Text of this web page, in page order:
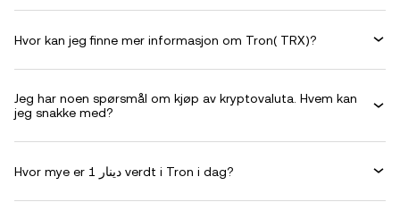
Hvor kan jeg finne mer informasjon om Tron( TRX)?
Jeg har noen spørsmål om kjøp av kryptovaluta. Hvem kan
jeg snakke med?
Hvor mye er 1 دينار verdt i Tron i dag?